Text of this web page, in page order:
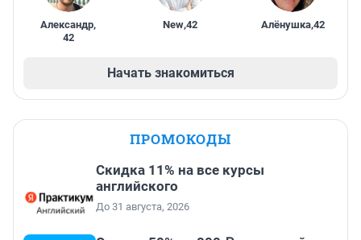
Александр,
42
New,42 Алёнушка,42
Начать знакомиться
ПРОМОКОДЫ
Скидка 11% на все курсы
английского
До 31 августа, 2026